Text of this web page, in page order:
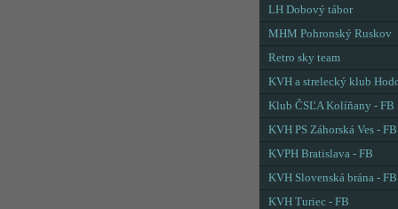
LH Dobový tábor
MHM Pohronský Ruskov
Retro sky team
KVH a strelecký klub
Klub ČSĽA Kolíňany - FB
KVH PS Záhorská Ves - FB
KVPH Bratislava - FB
KVH Slovenská brána - FB
KVH Turiec - FB